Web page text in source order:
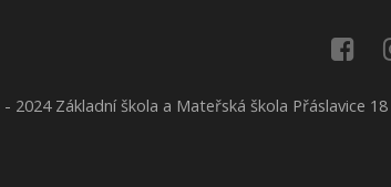
2024 Základní škola a Mateřská škola Přáslavice 18